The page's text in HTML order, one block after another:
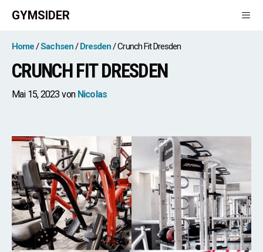
Zum
Inhalt
springen
GYMSIDER
Home Sachsen Dresden Crunch Fit Dresden
CRUNCH FIT DRESDEN
Mai 15, 2023 von Nicolas